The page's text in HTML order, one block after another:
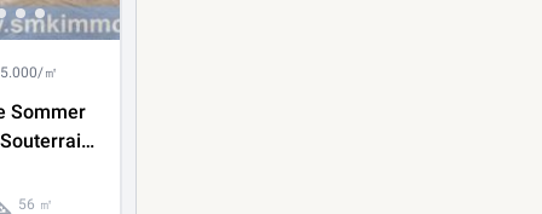
㎡
Sommer
56 ㎡